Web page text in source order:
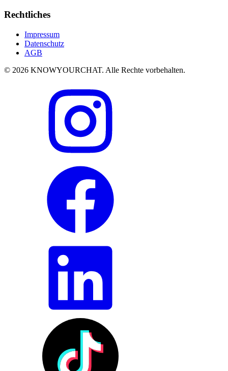
Rechtliches
Impressum
Datenschutz
AGB
© 2026 KNOWYOURCHAT. Alle Rechte vorbehalten.